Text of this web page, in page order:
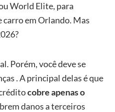
World Elite, para
carro em Orlando. Mas
Porém, você deve se
. A principal delas é que
cobre apenas o
danos a terceiros